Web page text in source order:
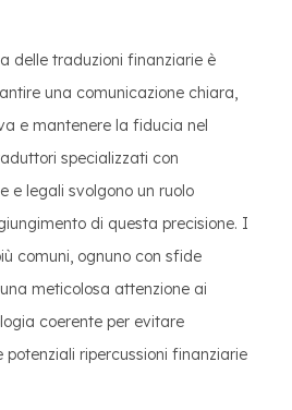
delle traduzioni finanziarie è
una comunicazione chiara,
e mantenere la fiducia nel
specializzati con
e legali svolgono un ruolo
di questa precisione. I
comuni, ognuno con sfide
meticolosa attenzione ai
coerente per evitare
potenziali ripercussioni finanziarie